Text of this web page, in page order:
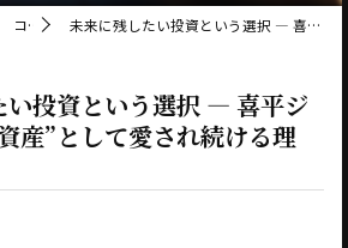
コラム 未来に残したい投資という選択 ― 喜平ジュエリーが“資産”として愛され続ける理由 ―
い投資という選択 ― 喜平ジ
産”として愛され続ける理